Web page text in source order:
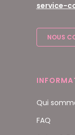
service-
NOUS
Qui
FAQ